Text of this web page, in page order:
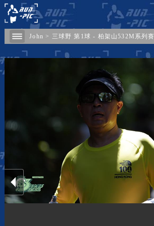
John > 三球野 第1球 - 柏架山532M系列賽